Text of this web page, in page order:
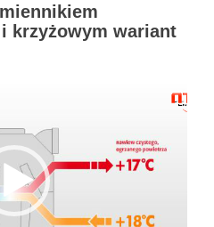
krzyżowym wariant